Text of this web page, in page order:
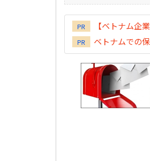
PR 【ベトナム企
PR ベトナムでの